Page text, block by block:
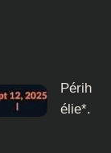
Périh
élie*.